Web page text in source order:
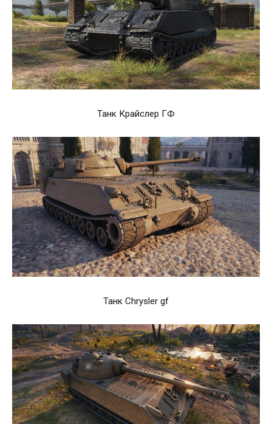
Танк Крайслер ГФ
Танк Chrysler gf